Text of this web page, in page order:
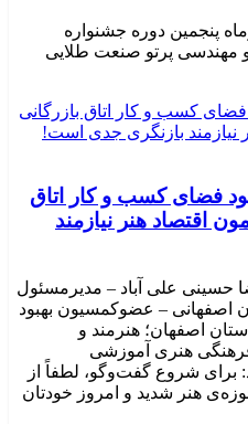
روز پژوهش در ۲۵ آذرماه پنجمین دوره جشنواره
مهندسی پرتو صنعت طلایی
فضای کسب و کار اتاق
اقتصاد هنر نیازمند
حسینی علی آباد – مدیرمسئول
اصفهانی – عضوکمسیون بهبود
اصفهان؛ هنرمند و
هنری آموزشی
برای شروع گفت‌وگو، لطفاً از
هنر شدید و امروز خودتان